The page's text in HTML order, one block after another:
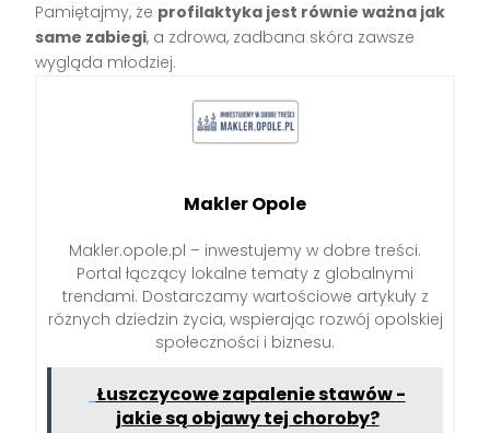
Pamiętajmy, że profilaktyka jest równie ważna jak
same zabiegi, a zdrowa, zadbana skóra zawsze
wygląda młodziej.
Makler Opole
Makler.opole.pl – inwestujemy w dobre treści.
Portal łączący lokalne tematy z globalnymi
trendami. Dostarczamy wartościowe artykuły z
różnych dziedzin życia, wspierając rozwój opolskiej
społeczności i biznesu.
Łuszczycowe zapalenie stawów -
jakie są objawy tej choroby?